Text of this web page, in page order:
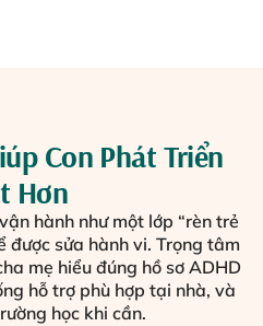
Con Phát Triển
Hơn
hành như một lớp “rèn trẻ
được sửa hành vi. Trọng tâm
mẹ hiểu đúng hồ sơ ADHD
hỗ trợ phù hợp tại nhà, và
học khi cần.